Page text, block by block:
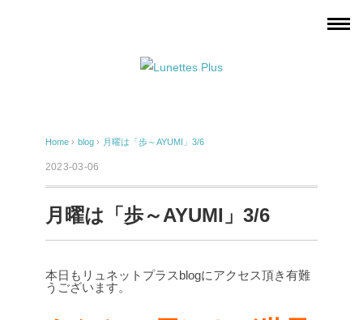
Home › blog › 月曜は「歩～AYUMI」3/6
2023-03-06
月曜は「歩～AYUMI」3/6
本日もリュネットプラスblogにアクセス頂き有難
うございます。